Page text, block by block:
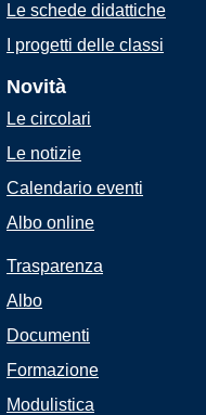
Le schede didattiche
I progetti delle classi
Novità
Le circolari
Le notizie
Calendario eventi
Albo online
Trasparenza
Albo
Documenti
Formazione
Modulistica